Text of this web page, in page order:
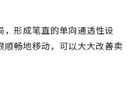
，形成笔直的单向通透性设
畅地移动，可以大大改善卖